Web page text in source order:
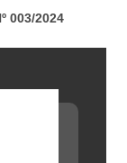
003/2024